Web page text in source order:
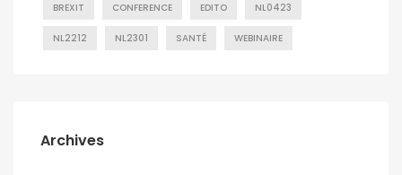
BREXIT CONFERENCE EDITO NL0423
NL2212 NL2301 SANTÉ WEBINAIRE
Archives